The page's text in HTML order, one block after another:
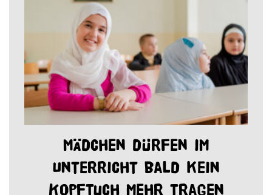
Mädchen dürfen im
Unterricht bald kein
Kopftuch mehr tragen